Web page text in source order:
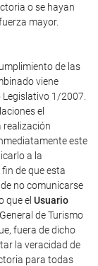
o se hayan
mayor.
de las
viene
1/2007.
el
realización
este
a la
de que esta
no comunicarse
que el Usuario
de Turismo
fuera de dicho
la veracidad de
para todas